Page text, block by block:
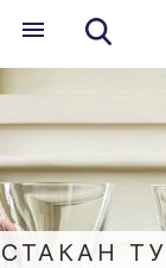
СТАКАН